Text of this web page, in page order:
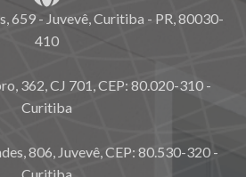
659 - Juvevê, Curitiba - PR, 80030-
410
362, CJ 701, CEP: 80.020-310 -
Curitiba
806, Juvevê, CEP: 80.530-320 -